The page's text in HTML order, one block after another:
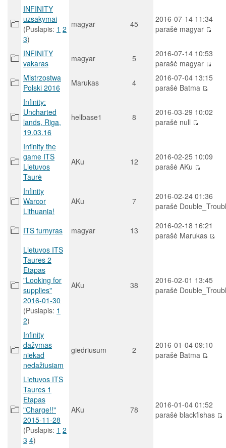
INFINITY
uzsakymai
(Puslapis: 1 2
3)
magyar 45
2016-07-14 11:34
parašė magyar
INFINITY
vakaras
magyar 5
2016-07-14 10:53
parašė magyar
Mistrzostwa
Polski 2016
Marukas 4
2016-07-04 13:15
parašė Batma
Infinity:
Uncharted
lands, Riga,
19.03.16
hellbase1 8
2016-03-29 10:02
parašė null
Infinity the
game ITS
Lietuvos
Taurė
AKu 12
2016-02-25 10:09
parašė AKu
Infinity
Warcor
Lithuania!
AKu 7
2016-02-24 01:36
parašė
ITS turnyras magyar 13
2016-02-18 16:21
parašė Marukas
Lietuvos ITS
Taures 2
Etapas
"Looking for
supplies"
2016-01-30
(Puslapis: 1
2)
AKu 38
2016-02-01 13:45
parašė
Infinity
dažymas
niekad
nedažiusiam
giedriusum 2
2016-01-04 09:10
parašė Batma
Lietuvos ITS
Taures 1
Etapas
"Charge!!"
2015-11-28
(Puslapis: 1 2
3 4)
AKu 78
2016-01-04 01:52
parašė blackfishas